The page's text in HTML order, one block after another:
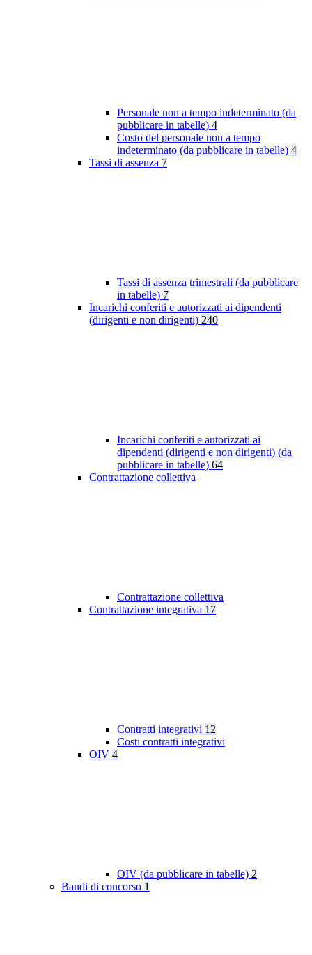
Personale non a tempo indeterminato (da
pubblicare in tabelle) 4
Costo del personale non a tempo
indeterminato (da pubblicare in tabelle) 4
Tassi di assenza 7
Tassi di assenza trimestrali (da pubblicare
in tabelle) 7
Incarichi conferiti e autorizzati ai dipendenti
(dirigenti e non dirigenti) 240
Incarichi conferiti e autorizzati ai
dipendenti (dirigenti e non dirigenti) (da
pubblicare in tabelle) 64
Contrattazione collettiva
Contrattazione collettiva
Contrattazione integrativa 17
Contratti integrativi 12
Costi contratti integrativi
OIV 4
OIV (da pubblicare in tabelle) 2
Bandi di concorso 1